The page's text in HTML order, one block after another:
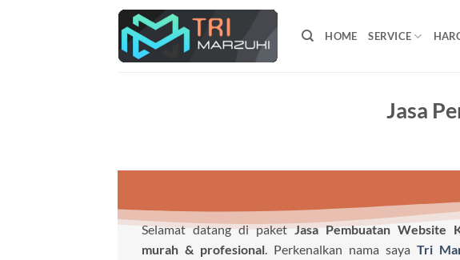
HOME SERVICE
Jasa
Selamat datang di paketJasa Pembuatan Website
murah & profesional. Perkenalkan nama saya Tri